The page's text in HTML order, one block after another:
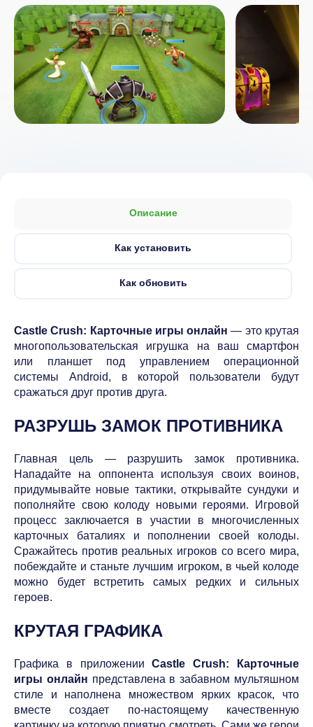
Описание
Как установить
Как обновить
Castle Crush: Карточные игры онлайн— это крутая
многопользовательская игрушка на ваш смартфон
или планшет под управлением операционной
системы Android, в которой пользователи будут
сражаться друг против друга.
РАЗРУШЬ ЗАМОК ПРОТИВНИКА
Главная цель — разрушить замок противника.
Нападайте на оппонента используя своих воинов,
придумывайте новые тактики, открывайте сундуки и
пополняйте свою колоду новыми героями. Игровой
процесс заключается в участии в многочисленных
карточных баталиях и пополнении своей колоды.
Сражайтесь против реальных игроков со всего мира,
побеждайте и станьте лучшим игроком, в чьей колоде
можно будет встретить самых редких и сильных
героев.
КРУТАЯ ГРАФИКА
Графика в приложенииCastle Crush: Карточные
игры онлайн представлена в забавном мультяшном
стиле и наполнена множеством ярких красок, что
вместе создает по-настоящему качественную